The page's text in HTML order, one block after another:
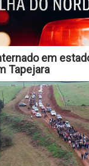
em
Tapejara